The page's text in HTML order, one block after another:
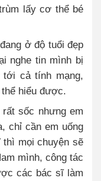
lấy cơ thể bé
ở độ tuổi đẹp
nghe tin mình bị
tới cả tính mạng,
hiểu được.
sốc nhưng em
chỉ cần em uống
mọi chuyện sẽ
mình, công tác
các bác sĩ làm